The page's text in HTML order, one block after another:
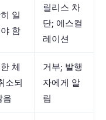
일
함
릴리스 차
단; 에스컬
레이션
체
소되
음
거부; 발행
자에게 알
림